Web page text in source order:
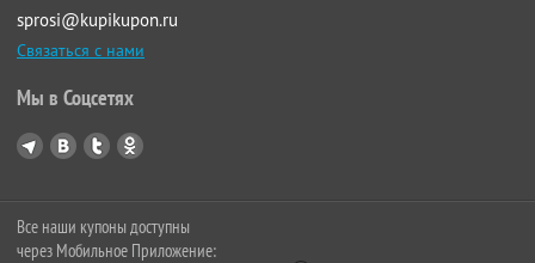
sprosi@kupikupon.ru
Связаться с нами
Мы в Соцсетях
Все наши купоны доступны
через Мобильное Приложение: